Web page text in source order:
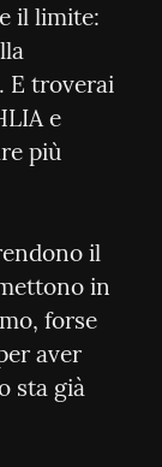
il limite:
E troverai
e
più
il
in
forse
aver
sta già